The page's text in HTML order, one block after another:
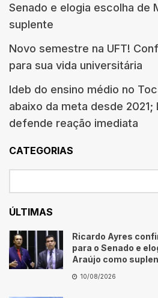
Senado e elogia escolha de
suplente
Novo semestre na UFT!
para sua vida universitária
Ideb do ensino médio no
abaixo da meta desde 2021;
defende reação imediata
CATEGORIAS
ÚLTIMAS
Ricardo Ayres
para o Senado e
Araújo como
10/08/2026